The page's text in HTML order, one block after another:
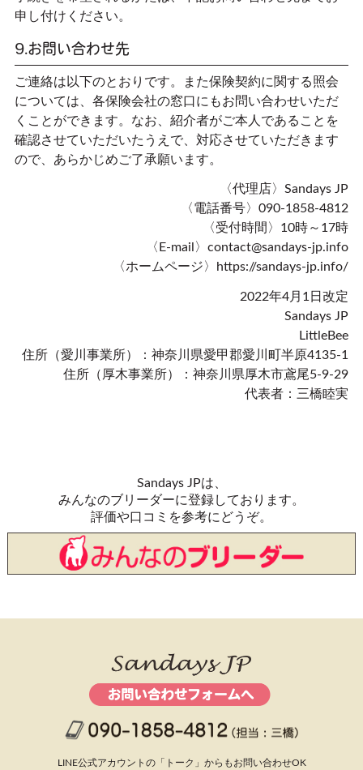
申し付けください。
9.お問い合わせ先
ご連絡は以下のとおりです。また保険契約に関する照会
については、各保険会社の窓口にもお問い合わせいただ
くことができます。なお、紹介者がご本人であることを
確認させていただいたうえで、対応させていただきます
ので、あらかじめご了承願います。
〈代理店〉Sandays JP
〈電話番号〉090-1858-4812
〈受付時間〉10時～17時
〈E-mail〉contact@sandays-jp.info
〈ホームページ〉https://sandays-jp.info/
2022年4月1日改定
Sandays JP
LittleBee
住所（愛川事業所）：神奈川県愛甲郡愛川町半原4135-1
住所（厚木事業所）：神奈川県厚木市鳶尾5-9-29
代表者：三橋睦実
Sandays JPは、
みんなのブリーダーに登録しております。
評価や口コミを参考にどうぞ。
LINE公式アカウントの「トーク」からもお問い合わせOK